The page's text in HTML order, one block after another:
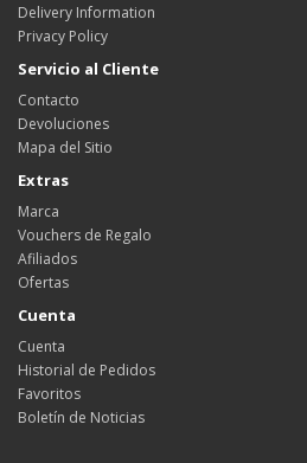
Delivery Information
Privacy Policy
Servicio al Cliente
Contacto
Devoluciones
Mapa del Sitio
Extras
Marca
Vouchers de Regalo
Afiliados
Ofertas
Cuenta
Cuenta
Historial de Pedidos
Favoritos
Boletín de Noticias